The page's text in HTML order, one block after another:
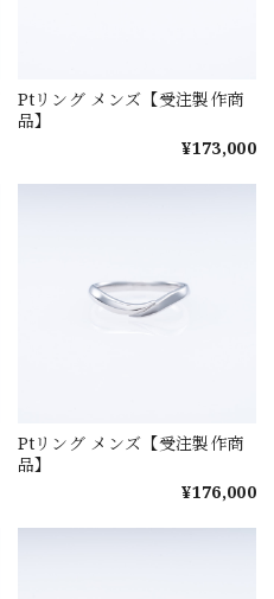
Ptリング メンズ【受注製作商
品】
¥173,000
Ptリング メンズ【受注製作商
品】
¥176,000